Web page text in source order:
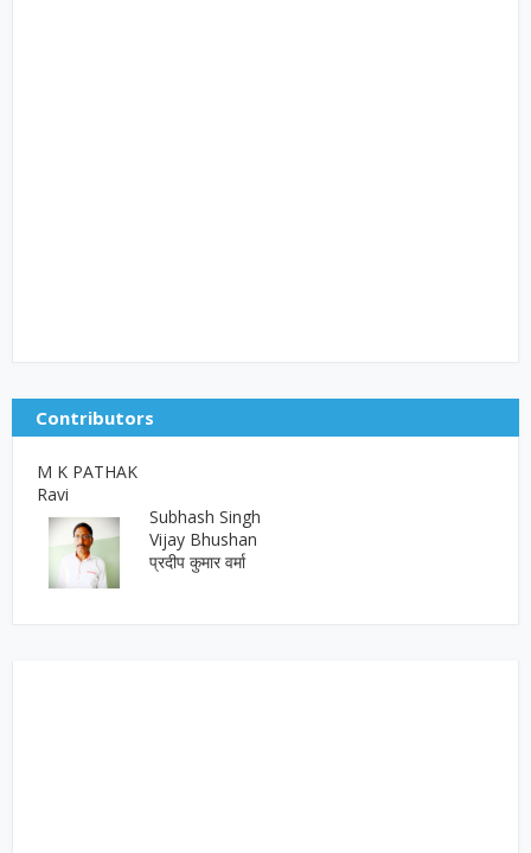
Contributors
M K PATHAK
Ravi
Subhash Singh
Vijay Bhushan
प्रदीप कुमार वर्मा